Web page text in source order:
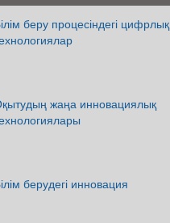
беру процесіндегі цифрлық
жаңа инновациялық
берудегі инновация